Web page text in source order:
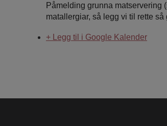
Påmelding grunna matservering
matallergiar, så legg vi til rette så
+ Legg til i Google Kalender